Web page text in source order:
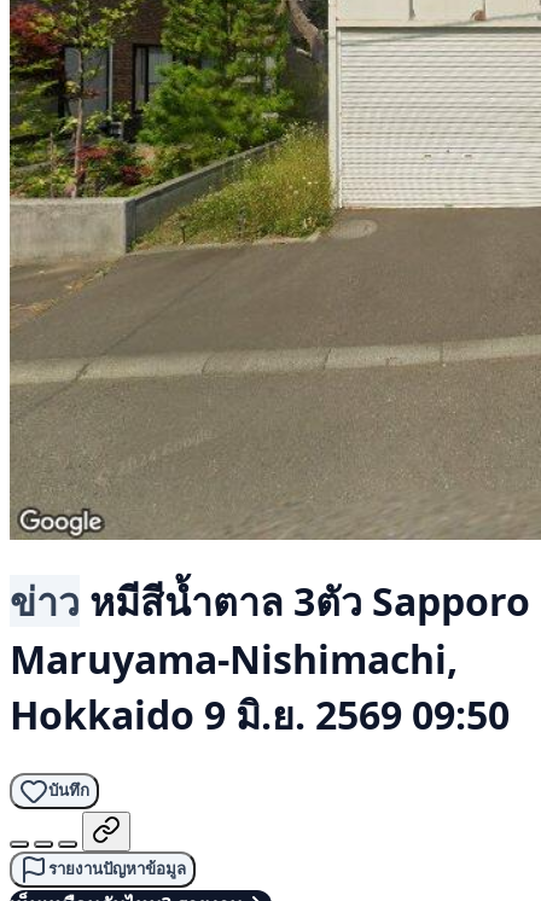
ข่าว หมีสีน้ำตาล 3ตัว Sapporo
Maruyama-Nishimachi,
Hokkaido 9 มิ.ย. 2569 09:50
บันทึก
รายงานปัญหาข้อมูล